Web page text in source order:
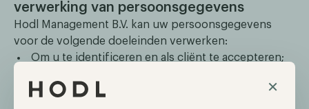
×
verwerking van persoonsgegevens
Hodl Management B.V. kan uw persoonsgegevens
voor de volgende doeleinden verwerken:
Om u te identificeren en als cliënt te accepteren;
Om te voldoen aan onze wettelijke en